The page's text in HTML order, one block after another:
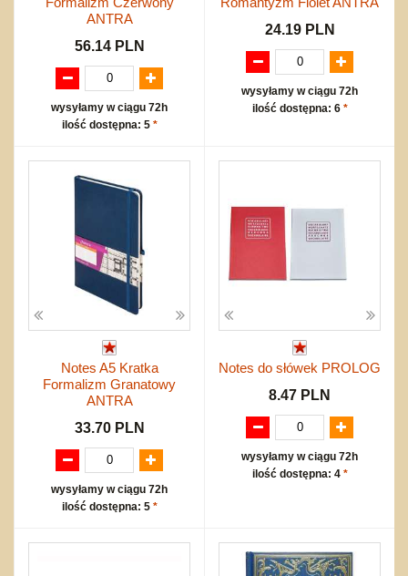
ANTRA
56.14 PLN
wysyłamy w ciągu 72h
ilość dostępna: 5 *
24.19 PLN
wysyłamy w ciągu 72h
ilość dostępna: 6 *
Notes A5 Kratka
Formalizm Granatowy
ANTRA
33.70 PLN
wysyłamy w ciągu 72h
ilość dostępna: 5 *
Notes do słówek PROLOG
8.47 PLN
wysyłamy w ciągu 72h
ilość dostępna: 4 *